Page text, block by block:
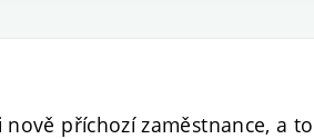
příchozí zaměstnance, a